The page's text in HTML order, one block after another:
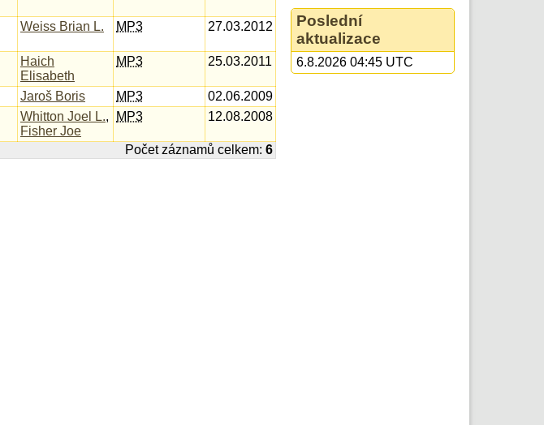
Weiss Brian L. MP3 27.03.2012
Haich
Elisabeth
MP3 25.03.2011
Jaroš Boris MP3
02.06.2009
Whitton Joel L.,
Fisher Joe
MP3 12.08.2008
Počet záznamů celkem: 6
Poslední
aktualizace
6.8.2026 04:45 UTC